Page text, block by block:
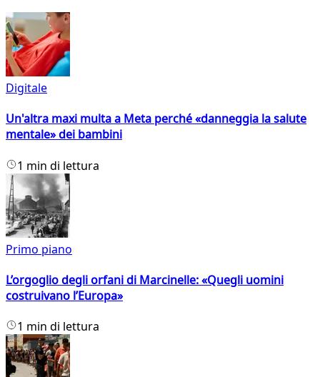
Digitale
Un'altra maxi multa a Meta perché «danneggia la salute
mentale» dei bambini
1 min di lettura
Primo piano
L’orgoglio degli orfani di Marcinelle: «Quegli uomini
costruivano l’Europa»
1 min di lettura